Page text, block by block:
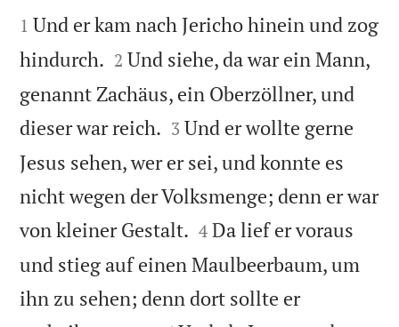


1 Und er kam nach Jericho hinein und zog
hindurch. 

2 Und siehe, da war ein Mann,
genannt Zachäus, ein Oberzöllner, und
dieser war reich. 

3 Und er wollte gerne
Jesus sehen, wer er sei, und konnte es
nicht wegen der Volksmenge; denn er war
von kleiner Gestalt. 

4 Da lief er voraus
und stieg auf einen Maulbeerbaum, um
ihn zu sehen; denn dort sollte er